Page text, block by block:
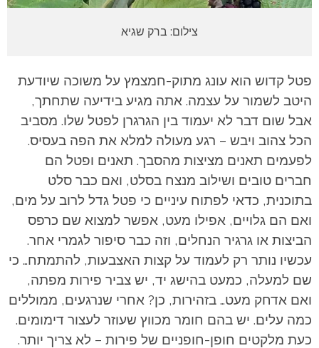
צילום: ברק שגיא
פטל קדוש הוא עונג מתוק-חמצמץ על משוכה שיודעת
היטב לשמור על עצמה. אתה מגיע בידיעה שתחתך,
אבל שום דבר לא יעמוד בין הגרגרן לפטל שלו. מסביב
הכל צהוב ויבש – רגע מעולה למלא את הפה בעסיס.
לפעמים תאנים מציצות מהסבך. תאנים ופטל הם
חברים טובים ושילוב מנצח בסלט, ואם כבר סלט
בתוכנית, כדאי לפתוח עיניים כי פטל גדל לרוב על מים,
ואם הם גלויים, אפילו מעט, אפשר למצוא שם כרפס
הביצות או גרגיר הנחלים, וזה כבר סיפור לגמרי אחר.
עכשיו נותר רק לעמוד על קצות האצבעות, להתמתח… כי
שם למעלה, כמעט בהישג יד, יש צביר פירות מפתה,
ואם אדחק מעט… בזהירות, כן? אחרי שנרגעים, ממוללים
כמה עלים. יש בהם חומר מכווץ שעוזר לעצור דימומים.
כעת מלקטים חופן-חופניים של פירות – לא צריך יותר.